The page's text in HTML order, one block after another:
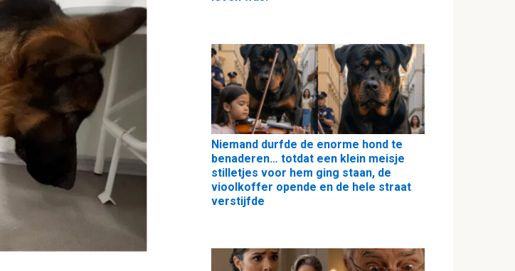
Niemand durfde de enorme hond te
benaderen… totdat een klein meisje
stilletjes voor hem ging staan, de
vioolkoffer opende en de hele straat
verstijfde